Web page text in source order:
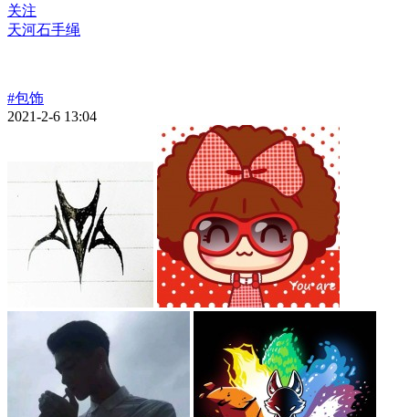
关注
天河石手绳
#包饰
2021-2-6 13:04